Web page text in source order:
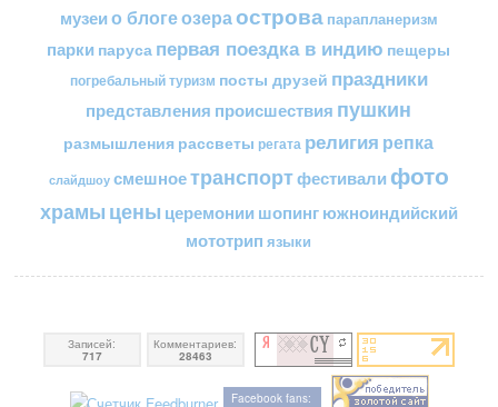
музеи о блогеозераострова парапланеризм
парки паруса первая поездка в индию пещеры
погребальный туризм посты друзей праздники
представления происшествия пушкин
размышления рассветы регата религия репка
слайдшоу смешноетранспортфестивали фото
храмы цены церемонии шопингюжноиндийский
мототрип языки
Записей:
717
Комментариев:
28463
Facebook fans: